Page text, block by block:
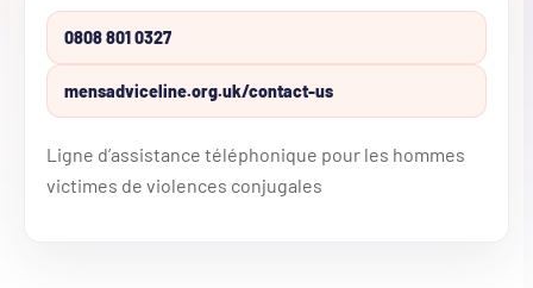
0808 801 0327
mensadviceline.org.uk/contact-us
Ligne d’assistance téléphonique pour les hommes
victimes de violences conjugales